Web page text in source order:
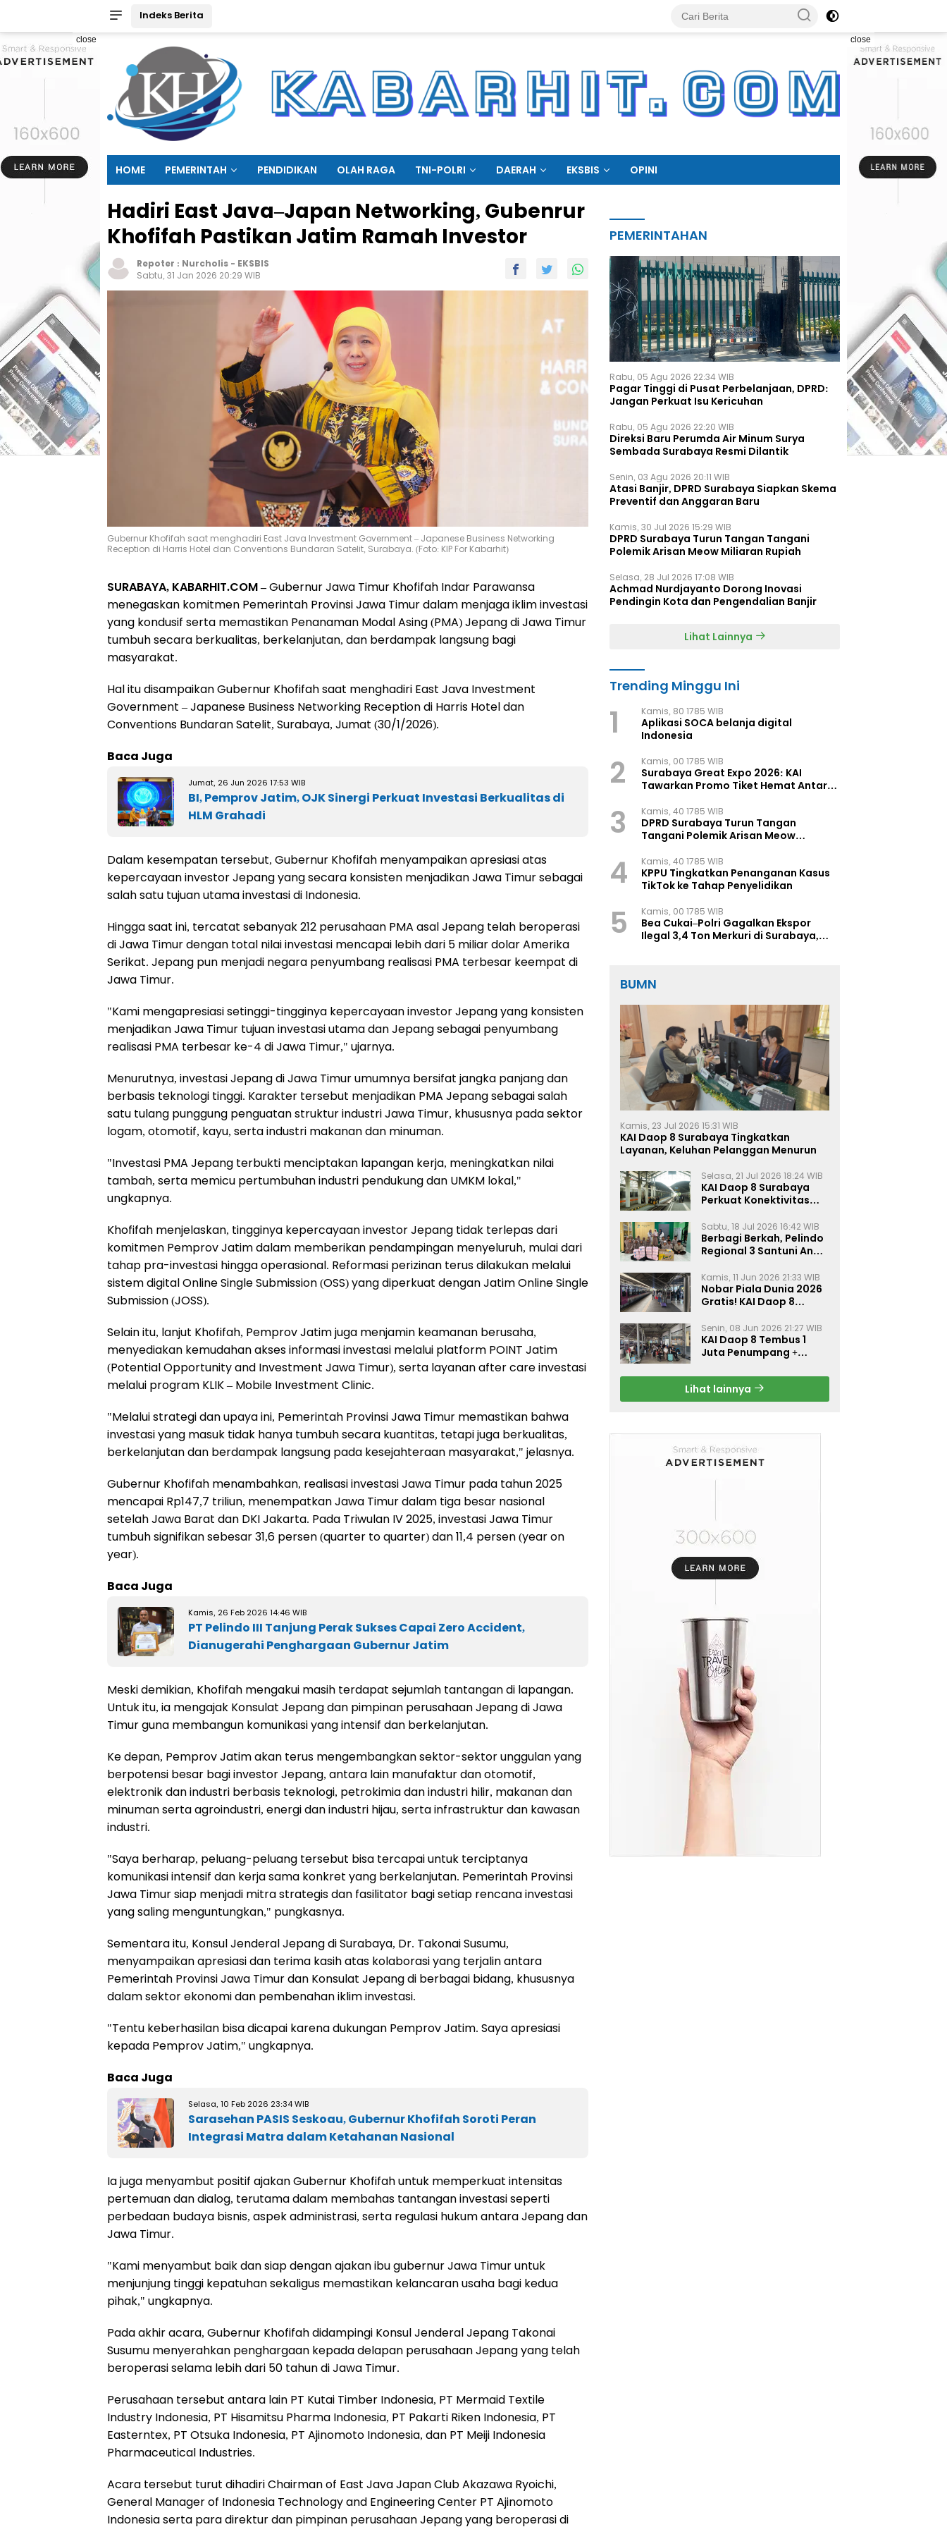
Indeks Berita
close close
HOME PEMERINTAH PENDIDIKAN OLAH RAGA TNI-POLRI DAERAH EKSBIS OPINI
Hadiri East Java–Japan Networking, Gubenrur
Khofifah Pastikan Jatim Ramah Investor
Repoter : Nurcholis - EKSBIS
Sabtu, 31 Jan 2026 20:29 WIB
Gubernur Khofifah saat menghadiri East Java Investment Government – Japanese Business Networking
Reception di Harris Hotel dan Conventions Bundaran Satelit, Surabaya. (Foto: KIP For Kabarhit)
SURABAYA, KABARHIT.COM –Gubernur Jawa Timur Khofifah Indar Parawansa
menegaskan komitmen Pemerintah Provinsi Jawa Timur dalam menjaga iklim investasi
yang kondusif serta memastikan Penanaman Modal Asing (PMA) Jepang di Jawa Timur
tumbuh secara berkualitas, berkelanjutan, dan berdampak langsung bagi
masyarakat.
Hal itu disampaikan Gubernur Khofifah saat menghadiri East Java Investment
Government – Japanese Business Networking Reception di Harris Hotel dan
Conventions Bundaran Satelit, Surabaya, Jumat (30/1/2026).
Baca Juga
Jumat, 26 Jun 2026 17:53 WIB
BI, Pemprov Jatim, OJK Sinergi Perkuat Investasi Berkualitas di
HLM Grahadi
Dalam kesempatan tersebut, Gubernur Khofifah menyampaikan apresiasi atas
kepercayaan investor Jepang yang secara konsisten menjadikan Jawa Timur sebagai
salah satu tujuan utama investasi di Indonesia.
Hingga saat ini, tercatat sebanyak 212 perusahaan PMA asal Jepang telah beroperasi
di Jawa Timur dengan total nilai investasi mencapai lebih dari 5 miliar dolar Amerika
Serikat. Jepang pun menjadi negara penyumbang realisasi PMA terbesar keempat di
Jawa Timur.
"Kami mengapresiasi setinggi-tingginya kepercayaan investor Jepang yang konsisten
menjadikan Jawa Timur tujuan investasi utama dan Jepang sebagai penyumbang
realisasi PMA terbesar ke-4 di Jawa Timur," ujarnya.
Menurutnya, investasi Jepang di Jawa Timur umumnya bersifat jangka panjang dan
berbasis teknologi tinggi. Karakter tersebut menjadikan PMA Jepang sebagai salah
satu tulang punggung penguatan struktur industri Jawa Timur, khususnya pada sektor
logam, otomotif, kayu, serta industri makanan dan minuman.
"Investasi PMA Jepang terbukti menciptakan lapangan kerja, meningkatkan nilai
tambah, serta memicu pertumbuhan industri pendukung dan UMKM lokal,"
ungkapnya.
Khofifah menjelaskan, tingginya kepercayaan investor Jepang tidak terlepas dari
komitmen Pemprov Jatim dalam memberikan pendampingan menyeluruh, mulai dari
tahap pra-investasi hingga operasional. Reformasi perizinan terus dilakukan melalui
sistem digital Online Single Submission (OSS) yang diperkuat dengan Jatim Online Single
Submission (JOSS).
Selain itu, lanjut Khofifah, Pemprov Jatim juga menjamin keamanan berusaha,
menyediakan kemudahan akses informasi investasi melalui platform POINT Jatim
(Potential Opportunity and Investment Jawa Timur), serta layanan after care investasi
melalui program KLIK – Mobile Investment Clinic.
"Melalui strategi dan upaya ini, Pemerintah Provinsi Jawa Timur memastikan bahwa
investasi yang masuk tidak hanya tumbuh secara kuantitas, tetapi juga berkualitas,
berkelanjutan dan berdampak langsung pada kesejahteraan masyarakat," jelasnya.
Gubernur Khofifah menambahkan, realisasi investasi Jawa Timur pada tahun 2025
mencapai Rp147,7 triliun, menempatkan Jawa Timur dalam tiga besar nasional
setelah Jawa Barat dan DKI Jakarta. Pada Triwulan IV 2025, investasi Jawa Timur
tumbuh signifikan sebesar 31,6 persen (quarter to quarter) dan 11,4 persen (year on
year).
Baca Juga
Kamis, 26 Feb 2026 14:46 WIB
PT Pelindo III Tanjung Perak Sukses Capai Zero Accident,
Dianugerahi Penghargaan Gubernur Jatim
Meski demikian, Khofifah mengakui masih terdapat sejumlah tantangan di lapangan.
Untuk itu, ia mengajak Konsulat Jepang dan pimpinan perusahaan Jepang di Jawa
Timur guna membangun komunikasi yang intensif dan berkelanjutan.
Ke depan, Pemprov Jatim akan terus mengembangkan sektor-sektor unggulan yang
berpotensi besar bagi investor Jepang, antara lain manufaktur dan otomotif,
elektronik dan industri berbasis teknologi, petrokimia dan industri hilir, makanan dan
minuman serta agroindustri, energi dan industri hijau, serta infrastruktur dan kawasan
industri.
"Saya berharap, peluang-peluang tersebut bisa tercapai untuk terciptanya
komunikasi intensif dan kerja sama konkret yang berkelanjutan. Pemerintah Provinsi
Jawa Timur siap menjadi mitra strategis dan fasilitator bagi setiap rencana investasi
yang saling menguntungkan," pungkasnya.
Sementara itu, Konsul Jenderal Jepang di Surabaya, Dr. Takonai Susumu,
menyampaikan apresiasi dan terima kasih atas kolaborasi yang terjalin antara
Pemerintah Provinsi Jawa Timur dan Konsulat Jepang di berbagai bidang, khususnya
dalam sektor ekonomi dan pembenahan iklim investasi.
"Tentu keberhasilan bisa dicapai karena dukungan Pemprov Jatim. Saya apresiasi
kepada Pemprov Jatim," ungkapnya.
Baca Juga
Selasa, 10 Feb 2026 23:34 WIB
Sarasehan PASIS Seskoau, Gubernur Khofifah Soroti Peran
Integrasi Matra dalam Ketahanan Nasional
Ia juga menyambut positif ajakan Gubernur Khofifah untuk memperkuat intensitas
pertemuan dan dialog, terutama dalam membahas tantangan investasi seperti
perbedaan budaya bisnis, aspek administrasi, serta regulasi hukum antara Jepang dan
Jawa Timur.
"Kami menyambut baik dan siap dengan ajakan ibu gubernur Jawa Timur untuk
menjunjung tinggi kepatuhan sekaligus memastikan kelancaran usaha bagi kedua
pihak," ungkapnya.
Pada akhir acara, Gubernur Khofifah didampingi Konsul Jenderal Jepang Takonai
Susumu menyerahkan penghargaan kepada delapan perusahaan Jepang yang telah
beroperasi selama lebih dari 50 tahun di Jawa Timur.
Perusahaan tersebut antara lain PT Kutai Timber Indonesia, PT Mermaid Textile
Industry Indonesia, PT Hisamitsu Pharma Indonesia, PT Pakarti Riken Indonesia, PT
Easterntex, PT Otsuka Indonesia, PT Ajinomoto Indonesia, dan PT Meiji Indonesia
Pharmaceutical Industries.
Acara tersebut turut dihadiri Chairman of East Java Japan Club Akazawa Ryoichi,
General Manager of Indonesia Technology and Engineering Center PT Ajinomoto
Indonesia serta para direktur dan pimpinan perusahaan Jepang yang beroperasi di
PEMERINTAHAN
Rabu, 05 Agu 2026 22:34 WIB
Pagar Tinggi di Pusat Perbelanjaan, DPRD:
Jangan Perkuat Isu Kericuhan
Rabu, 05 Agu 2026 22:20 WIB
Direksi Baru Perumda Air Minum Surya
Sembada Surabaya Resmi Dilantik
Senin, 03 Agu 2026 20:11 WIB
Atasi Banjir, DPRD Surabaya Siapkan Skema
Preventif dan Anggaran Baru
Kamis, 30 Jul 2026 15:29 WIB
DPRD Surabaya Turun Tangan Tangani
Polemik Arisan Meow Miliaran Rupiah
Selasa, 28 Jul 2026 17:08 WIB
Achmad Nurdjayanto Dorong Inovasi
Pendingin Kota dan Pengendalian Banjir
Lihat Lainnya
Trending Minggu Ini
1 Kamis, 80 1785 WIB
Aplikasi SOCA belanja digital
Indonesia
2 Kamis, 00 1785 WIB
Surabaya Great Expo 2026: KAI
Tawarkan Promo Tiket Hemat Antar
3 Kamis, 40 1785 WIB
DPRD Surabaya Turun Tangan
Tangani Polemik Arisan Meow
4 Kamis, 40 1785 WIB
KPPU Tingkatkan Penanganan Kasus
TikTok ke Tahap Penyelidikan
5 Kamis, 00 1785 WIB
Bea Cukai–Polri Gagalkan Ekspor
Ilegal 3,4 Ton Merkuri di Surabaya,
BUMN
Kamis, 23 Jul 2026 15:31 WIB
KAI Daop 8 Surabaya Tingkatkan
Layanan, Keluhan Pelanggan Menurun
Selasa, 21 Jul 2026 18:24 WIB
KAI Daop 8 Surabaya
Perkuat Konektivitas
Terintegrasi di Jawa
Timur
Sabtu, 18 Jul 2026 16:42 WIB
Berbagi Berkah, Pelindo
Regional 3 Santuni Anak
Kamis, 11 Jun 2026 21:33 WIB
Nobar Piala Dunia 2026
Gratis! KAI Daop 8
Besar di 5 Stasiun Ini
Senin, 08 Jun 2026 21:27 WIB
KAI Daop 8 Tembus 1
Juta Penumpang +
Sekolah
Lihat lainnya